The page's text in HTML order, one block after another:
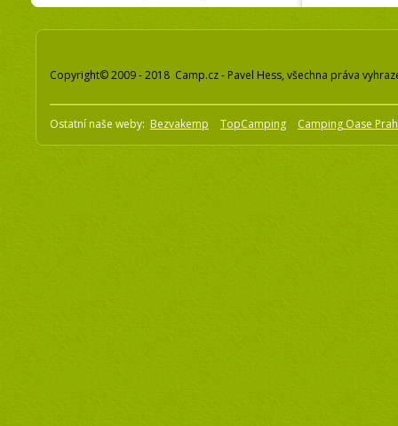
Copyright© 2009 - 2018 Camp.cz - Pavel Hess, všechna práva
Ostatní naše weby: Bezvakemp TopCamping Camping Oase